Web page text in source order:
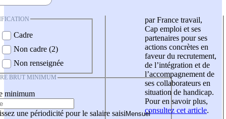
Cadre
Non cadre (2)
Non renseignée
BRUT MINIMUM
minimum
une périodicité pour le salaire saisi
par France travail,
Cap emploi et ses
partenaires pour ses
actions concrètes en
faveur du recrutement,
de l’intégration et de
l’accompagnement de
ses collaborateurs en
situation de handicap.
Pour en savoir plus,
consultez cet article.